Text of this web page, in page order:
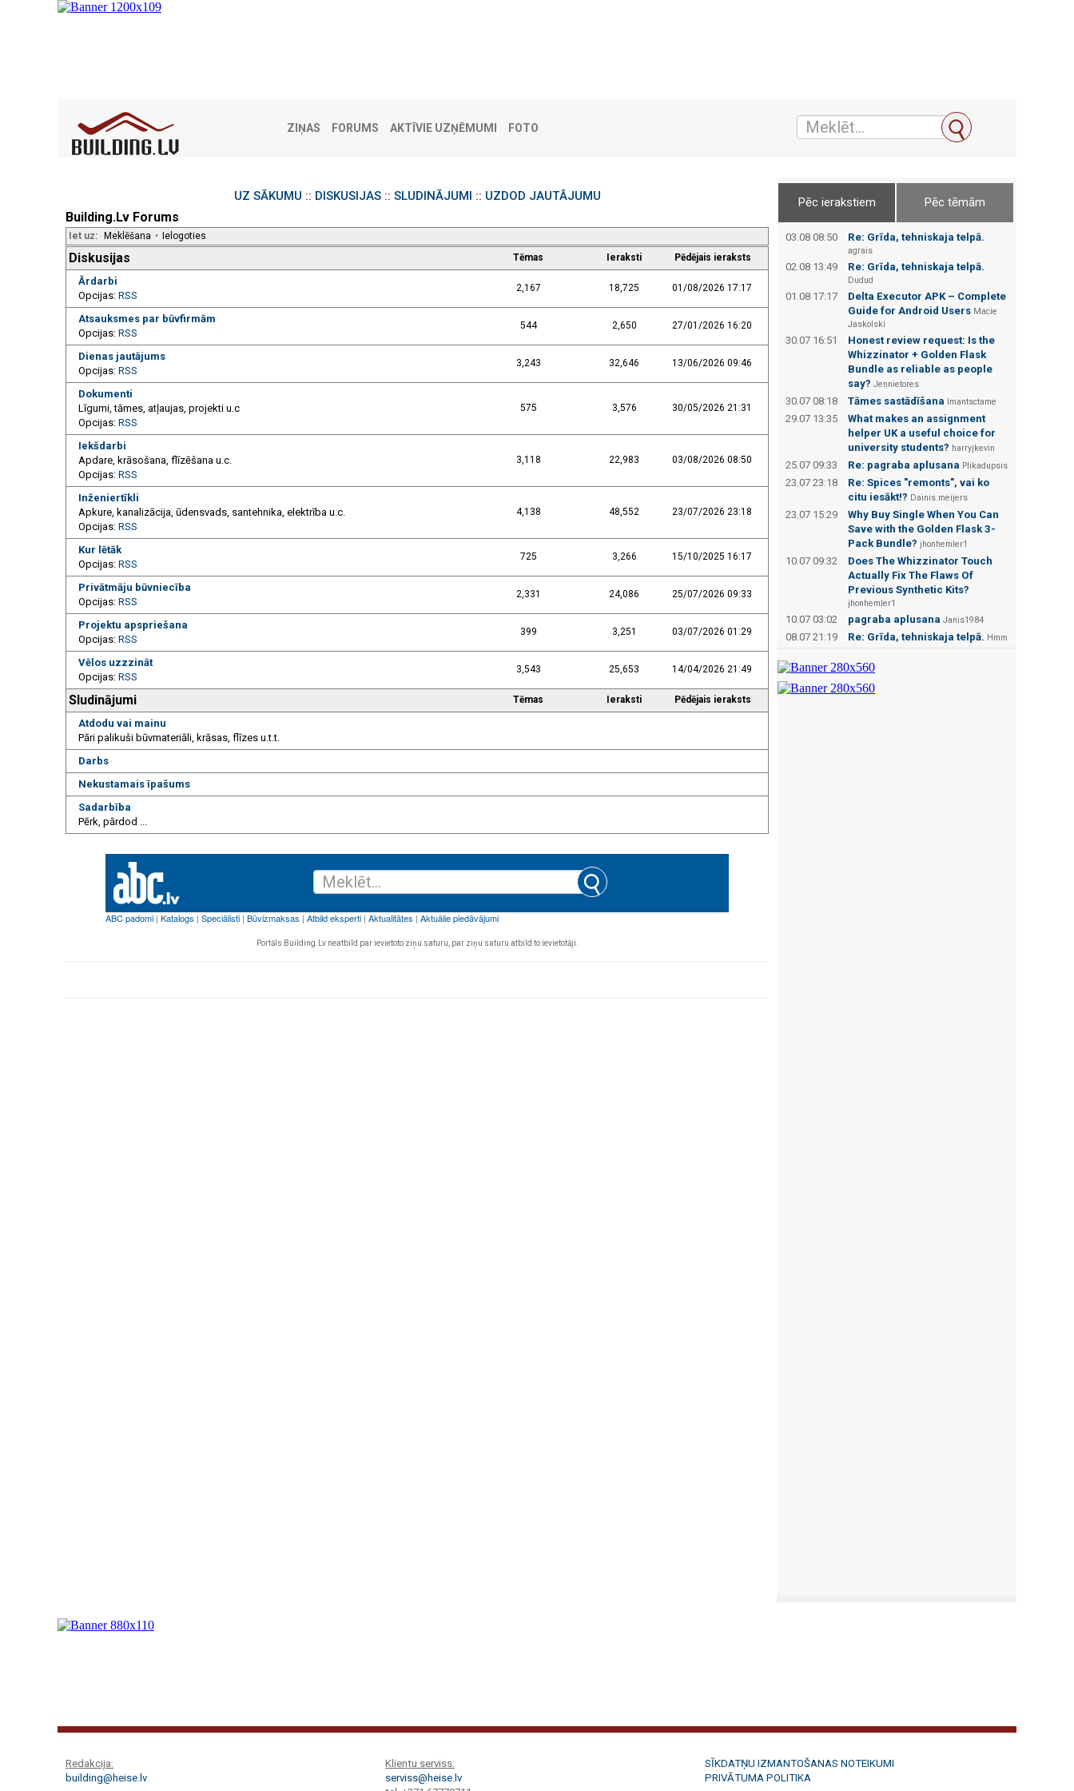
ZIŅAS FORUMS AKTĪVIE UZŅĒMUMI FOTO
UZ SĀKUMU :: DISKUSIJAS:: SLUDINĀJUMI :: UZDOD JAUTĀJUMU
Building.Lv Forums
Iet uz: Meklēšana • Ielogoties
Diskusijas Tēmas Ieraksti Pēdējais ieraksts
Ārdarbi
Opcijas: RSS
2,167 18,725 01/08/2026 17:17
Atsauksmes par būvfirmām
Opcijas: RSS
544 2,650 27/01/2026 16:20
Dienas jautājums
Opcijas: RSS
3,243 32,646 13/06/2026 09:46
Dokumenti
Līgumi, tāmes, atļaujas, projekti u.c
Opcijas: RSS
575 3,576 30/05/2026 21:31
Iekšdarbi
Apdare, krāsošana, flīzēšana u.c.
Opcijas: RSS
3,118 22,983 03/08/2026 08:50
Inženiertīkli
Apkure, kanalizācija, ūdensvads, santehnika, elektrība u.c.
Opcijas: RSS
4,138 48,552 23/07/2026 23:18
Kur lētāk
Opcijas: RSS
725 3,266 15/10/2025 16:17
Privātmāju būvniecība
Opcijas: RSS
2,331 24,086 25/07/2026 09:33
Projektu apspriešana
Opcijas: RSS
399 3,251 03/07/2026 01:29
Vēlos uzzzināt
Opcijas: RSS
3,543 25,653 14/04/2026 21:49
Sludinājumi Tēmas Ieraksti Pēdējais ieraksts
Atdodu vai mainu
Pāri palikuši būvmateriāli, krāsas, flīzes u.t.t.
Darbs
Nekustamais īpašums
Sadarbība
Pērk, pārdod ...
Portāls Building.Lv neatbild par ievietoto ziņu saturu, par ziņu saturu atbild to ievietotāji.
Pēc ierakstiem Pēc tēmām
03.08 08:50 Re: Grīda, tehniskaja telpā.
agrais
02.08 13:49 Re: Grīda, tehniskaja telpā.
Dudud
01.08 17:17
Delta Executor APK – Complete
Guide for Android Users Macie
Jaskolski
30.07 16:51
Honest review request: Is the
Whizzinator + Golden Flask
Bundle as reliable as people
say? Jennietores
30.07 08:18 Tāmes sastādīšana Imantsctame
29.07 13:35
What makes an assignment
helper UK a useful choice for
university students? harryjkevin
25.07 09:33 Re: pagraba aplusana Plikadupsis
23.07 23:18
Re: Spices "remonts", vai ko
citu iesākt!? Dainis.meijers
23.07 15:29
Why Buy Single When You Can
Save with the Golden Flask 3-
Pack Bundle? jhonhemler1
10.07 09:32
Does The Whizzinator Touch
Actually Fix The Flaws Of
Previous Synthetic Kits?
jhonhemler1
10.07 03:02 pagraba aplusana Janis1984
08.07 21:19 Re: Grīda, tehniskaja telpā. Hmm
Redakcija:
building@heise.lv
Klientu serviss:
serviss@heise.lv
SĪKDATŅU IZMANTOŠANAS NOTEIKUMI
PRIVĀTUMA POLITIKA